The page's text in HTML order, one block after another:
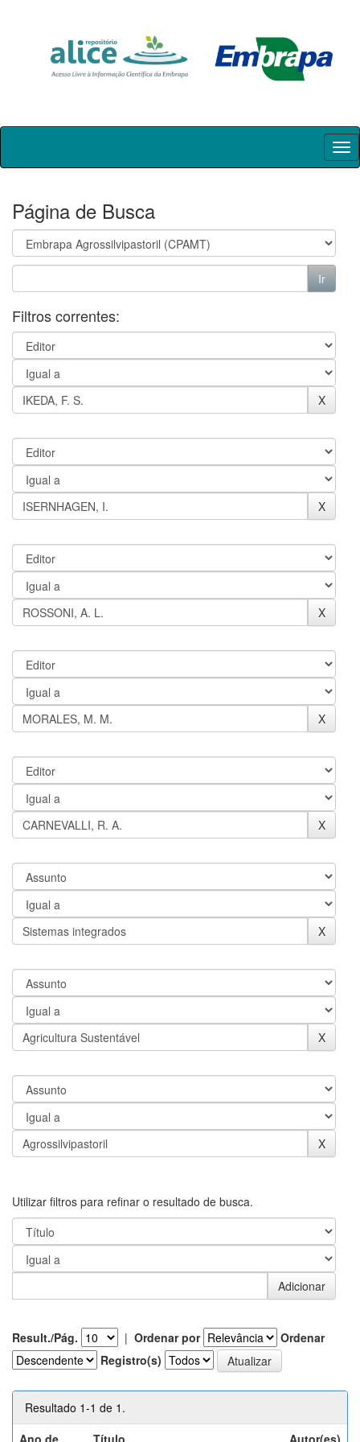
Skip
Página de Busca
Filtros correntes:
Utilizar filtros para refinar o resultado de busca.
Result./Pág. | Ordenar por
Ordenar
Registro(s)
Resultado 1-1 de 1.
Ano de
Título Autor(es)